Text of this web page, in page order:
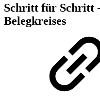
Schritt für Schritt
Belegkreises